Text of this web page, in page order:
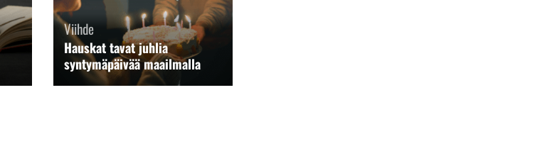
Viihde
Hauskat tavat juhlia
syntymäpäivää maailmalla